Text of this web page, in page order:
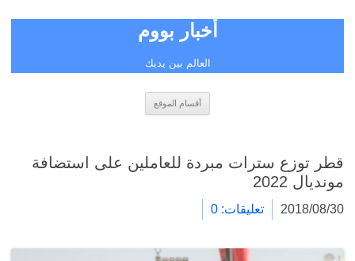
أخبار بووم
العالم بين يديك
أقسام الموقع
قطر توزع سترات مبردة للعاملين على استضافة
مونديال 2022
2018/08/30 تعليقات: 0